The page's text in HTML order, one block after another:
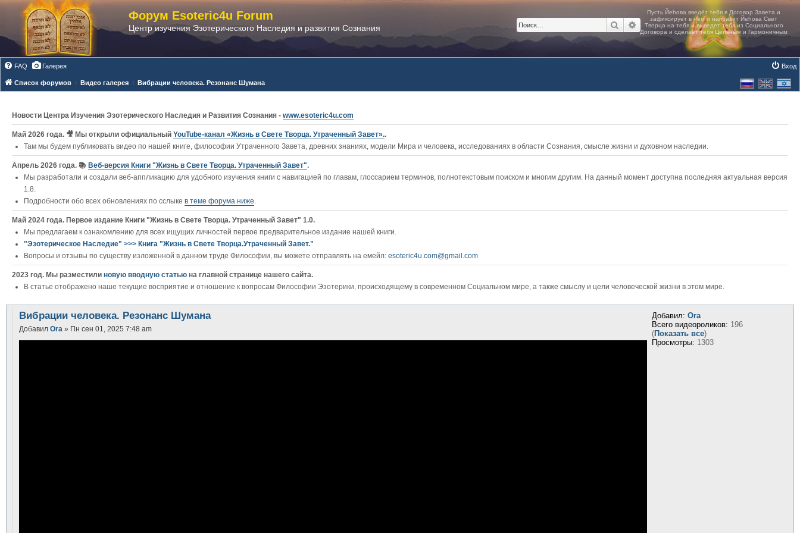
Форум Esoteric4u Forum
Центр изучения Эзотерического Наследия и развития Сознания Поиск Расширенный поиск
FAQ Галерея Вход
Список форумов Видео галерея Вибрации человека. Резонанс Шумана
Новости Центра Изучения Эзотерического Наследия и Развития Сознания - www.esoteric4u.com
Май 2026 года. 🎥 Мы открыли официальный YouTube‑канал «Жизнь в Свете Творца. Утраченный Завет»..
Там мы будем публиковать видео по нашей книге, философии Утраченного Завета, древних знаниях, модели Мира и человека, исследованиях в области Сознания, смысле жизни и духовном наследии.
Апрель 2026 года. 📚 Веб-версия Книги "Жизнь в Свете Творца. Утраченный Завет".
Мы разработали и создали веб-аппликацию для удобного изучения книги c навигацией по главам, глоссарием терминов, полнотекстовым поиском и многим другим. На данный момент доступна последняя актуальная версия
1.8.
Подробности обо всех обновлениях по сслыке в теме форума ниже.
Май 2024 года. Первое издание Книги "Жизнь в Свете Творца. Утраченный Завет" 1.0.
Мы предлагаем к ознакомлению для всех ищущих личностей первое предварительное издание нашей книги.
"Эзотерическое Наследие" >>> Книга "Жизнь в Свете Творца.Утраченный Завет."
Вопросы и отзывы по существу изложенной в данном труде Философии, вы можете отправлять на емейл: esoteric4u.com@gmail.com
2023 год. Мы разместили новую вводную статью на главной странице нашего сайта.
В статье отображено наше текущие восприятие и отношение к вопросам Философии Эзотерики, происходящему в современном Социальном мире, а также смыслу и цели человеческой жизни в этом мире.
Вибрации человека. Резонанс Шумана
Добавил Ora » Пн сен 01, 2025 7:48 am
Добавил: Ora
Всего видеороликов: 196
(Показать все)
Просмотры: 1303